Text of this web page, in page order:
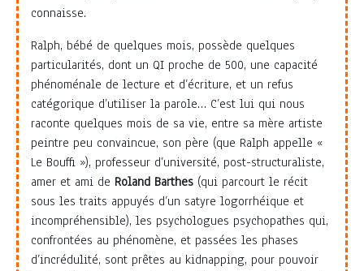
connaisse.
Ralph, bébé de quelques mois, possède quelques
particularités, dont un QI proche de 500, une capacité
phénoménale de lecture et d’écriture, et un refus
catégorique d’utiliser la parole… C’est lui qui nous
raconte quelques mois de sa vie, entre sa mère artiste
peintre peu convaincue, son père (que Ralph appelle «
Le Bouffi »), professeur d’université, post-structuraliste,
amer et ami de Roland Barthes (qui parcourt le récit
sous les traits appuyés d’un satyre logorrhéique et
incompréhensible), les psychologues psychopathes qui,
confrontées au phénomène, et passées les phases
d’incrédulité, sont prêtes au kidnapping, pour pouvoir